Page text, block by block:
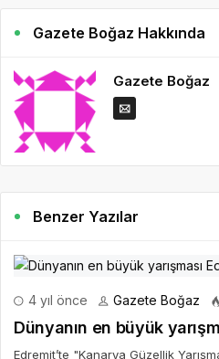
Gazete Boğaz Hakkında
Gazete Boğaz
Benzer Yazılar
4 yıl önce Gazete Boğaz
Dünyanın en büyük
Edremit’te "Kanarya Güzellik